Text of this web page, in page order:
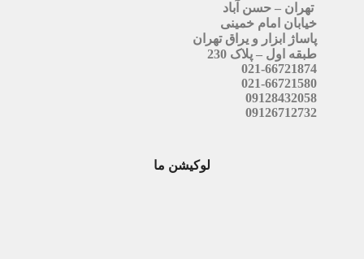
تهران – حسن آباد
خیابان امام خمینی
پاساژ ابزار و یراق تهران
طبقه اول – پلاک 230
021-66721874
021-66721580
09128432058
09126712732
لوکیشن ما